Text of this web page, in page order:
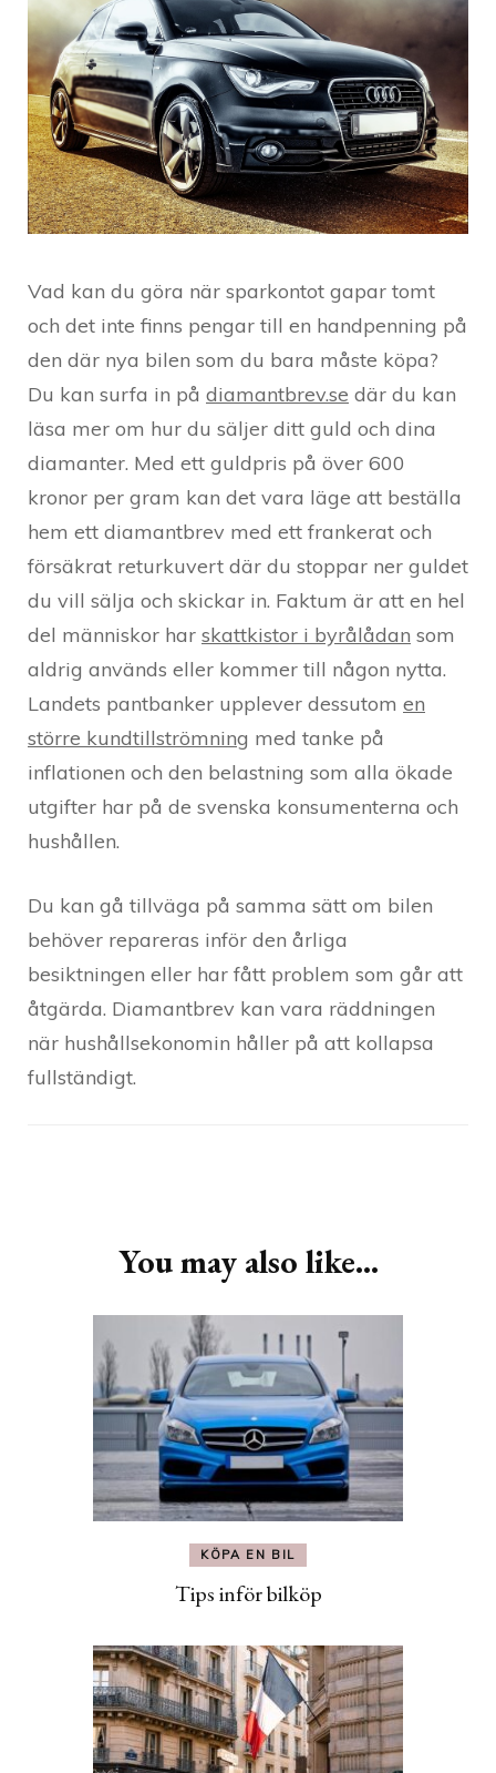
Vad kan du göra när sparkontot gapar tomt
och det inte finns pengar till en handpenning på
den där nya bilen som du bara måste köpa?
Du kan surfa in på diamantbrev.se där du kan
läsa mer om hur du säljer ditt guld och dina
diamanter. Med ett guldpris på över 600
kronor per gram kan det vara läge att beställa
hem ett diamantbrev med ett frankerat och
försäkrat returkuvert där du stoppar ner guldet
du vill sälja och skickar in. Faktum är att en hel
del människor har skattkistor i byrålådan som
aldrig används eller kommer till någon nytta.
Landets pantbanker upplever dessutom en
större kundtillströmning med tanke på
inflationen och den belastning som alla ökade
utgifter har på de svenska konsumenterna och
hushållen.
Du kan gå tillväga på samma sätt om bilen
behöver repareras inför den årliga
besiktningen eller har fått problem som går att
åtgärda. Diamantbrev kan vara räddningen
när hushållsekonomin håller på att kollapsa
fullständigt.
You may also like...
KÖPA EN BIL
Tips inför bilköp